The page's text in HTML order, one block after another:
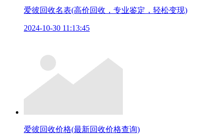
爱彼回收名表(高价回收，专业鉴定，轻松变现)
2024-10-30 11:13:45
爱彼回收价格(最新回收价格查询)